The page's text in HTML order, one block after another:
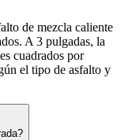
de mezcla caliente
A 3 pulgadas, la
cuadrados por
el tipo de asfalto y